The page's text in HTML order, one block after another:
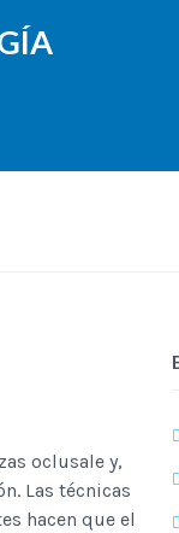
oclusale y,
Las técnicas
hacen que el